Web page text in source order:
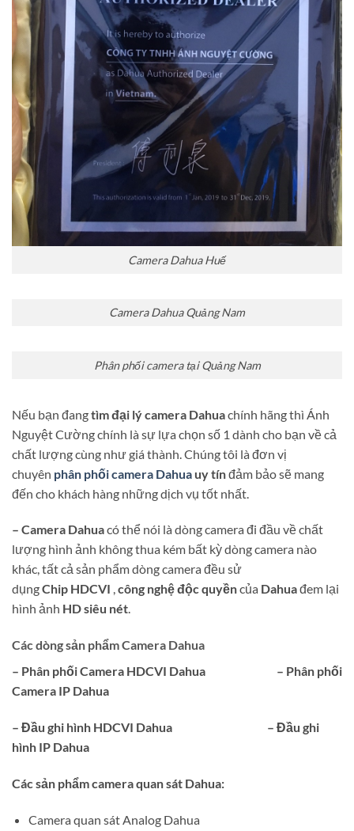
Camera Dahua Huế
Camera Dahua Quảng Nam
Phân phối camera tại Quảng Nam
Nếu bạn đangtìm đại lý camera Dahuachính hãng thì Ánh
Nguyệt Cường chính là sự lựa chọn số 1 dành cho bạn về cả
chất lượng cùng như giá thành. Chúng tôi là đơn vị
chuyên phân phối camera Dahua uy tínđảm bảo sẽ mang
đến cho khách hàng những dịch vụ tốt nhất.
– Camera Dahuacó thể nói là dòng camera đi đầu về chất
lượng hình ảnh không thua kém bất kỳ dòng camera nào
khác, tất cả sản phẩm dòng camera đều sử
dụngChip HDCVI ,công nghệ độc quyềncủa Dahuađem lại
hình ảnh HD siêu nét.
Các dòng sản phẩm Camera Dahua
– Phân phối Camera HDCVI Dahua – Phân phối
Camera IP Dahua
– Đầu ghi hình HDCVI Dahua – Đầu ghi
hình IP Dahua
Các sản phẩm camera quan sát Dahua:
Camera quan sát Analog Dahua